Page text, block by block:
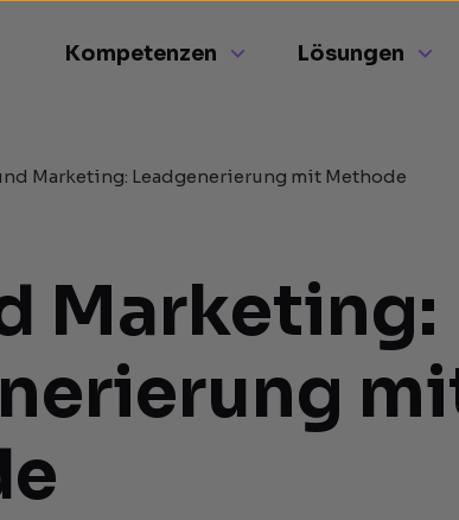
Kompetenzen Lösungen
Marketing: Leadgenerierung mit Methode
Marketing: